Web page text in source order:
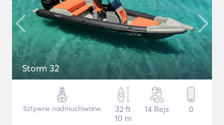
Storm 32
Sztywne nadmuchiwane
32 ft
10 m
14 Rejs 0